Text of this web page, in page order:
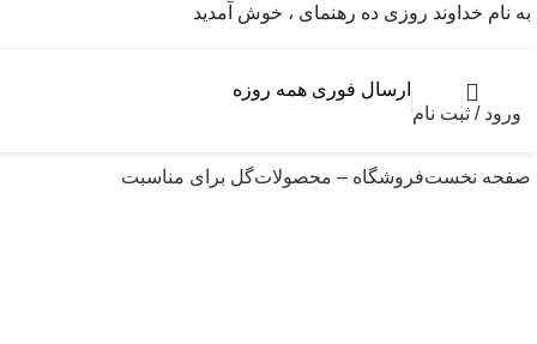
به نام خداوند روزی ده رهنمای ، خوش آمدید
ورود / ثبت نام
ارسال فوری همه روزه
صفحه نخستفروشگاه – محصولاتگل برای مناسبت